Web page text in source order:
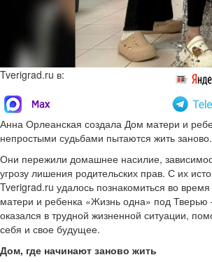
Tverigrad.ru в:
Анна Орлеанская создала Дом матери и
непростыми судьбами пытаются жить заново.
Они пережили домашнее насилие,
угрозу лишения родительских прав. С их
Tverigrad.ru удалось познакомиться во
матери и ребенка «Жизнь одна» под Тверью
оказался в трудной жизненной ситуации,
себя и свое будущее.
Дом, где начинают заново жить